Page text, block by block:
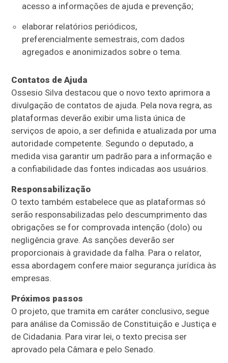
acesso a informações de ajuda e prevenção;
elaborar relatórios periódicos,
preferencialmente semestrais, com dados
agregados e anonimizados sobre o tema.
Contatos de Ajuda
Ossesio Silva destacou que o novo texto aprimora a
divulgação de contatos de ajuda. Pela nova regra, as
plataformas deverão exibir uma lista única de
serviços de apoio, a ser definida e atualizada por uma
autoridade competente. Segundo o deputado, a
medida visa garantir um padrão para a informação e
a confiabilidade das fontes indicadas aos usuários.
Responsabilização
O texto também estabelece que as plataformas só
serão responsabilizadas pelo descumprimento das
obrigações se for comprovada intenção (dolo) ou
negligência grave. As sanções deverão ser
proporcionais à gravidade da falha. Para o relator,
essa abordagem confere maior segurança jurídica às
empresas.
Próximos passos
O projeto, que tramita em caráter conclusivo, segue
para análise da Comissão de Constituição e Justiça e
de Cidadania. Para virar lei, o texto precisa ser
aprovado pela Câmara e pelo Senado.